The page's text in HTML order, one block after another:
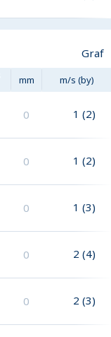
Graf
mm m/s (by)
0 1 (2)
0 1 (2)
0 1 (3)
0 2 (4)
0 2 (3)